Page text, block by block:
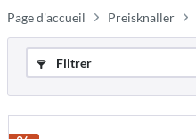
Page d'accueil Preisknaller
Filtrer